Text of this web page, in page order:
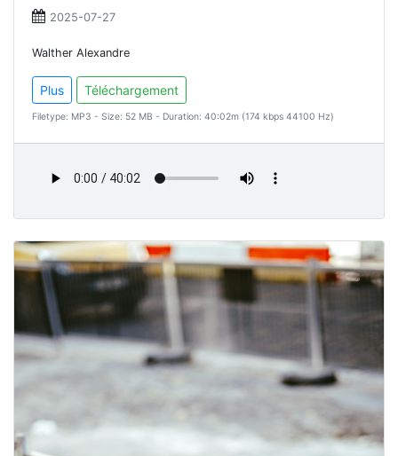
2025-07-27
Walther Alexandre
Plus Téléchargement
Filetype: MP3 - Size: 52 MB - Duration: 40:02m (174 kbps 44100 Hz)